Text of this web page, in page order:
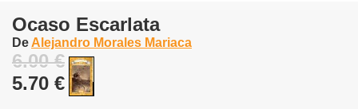
Ocaso Escarlata
De Alejandro Morales Mariaca
6.00 €
5.70 €